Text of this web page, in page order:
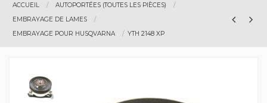
ACCUEIL
AUTOPORTÉES (TOUTES LES PIÈCES)
EMBRAYAGE DE LAMES
EMBRAYAGE POUR HUSQVARNA
YTH 2148 XP